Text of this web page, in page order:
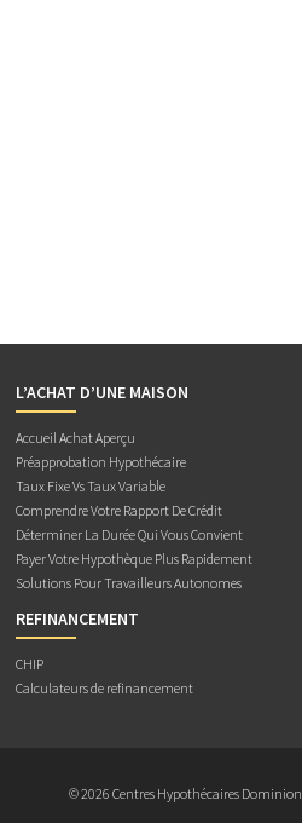
L’ACHAT D’UNE MAISON
Accueil Achat Aperçu
Préapprobation Hypothécaire
Taux Fixe Vs Taux Variable
Comprendre Votre Rapport De Crédit
Déterminer La Durée Qui Vous Convient
Payer Votre Hypothèque Plus Rapidement
Solutions Pour Travailleurs Autonomes
REFINANCEMENT
CHIP
Calculateurs de refinancement
© 2026 Centres Hypothécaires Dominion